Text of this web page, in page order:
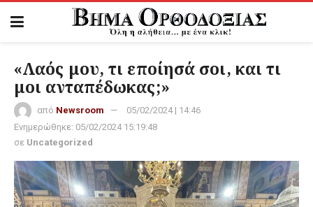
«Λαός μου, τι εποίησά σοι, και τι
μοι ανταπέδωκας;»
από Newsroom
05/02/2024 | 14:46
Ενημερώθηκε: 05/02/2024 15:19:48
σε Uncategorized